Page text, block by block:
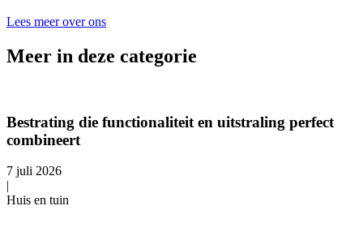
Lees meer over ons
Meer in deze categorie
Bestrating die functionaliteit en uitstraling perfect
combineert
7 juli 2026
|
Huis en tuin